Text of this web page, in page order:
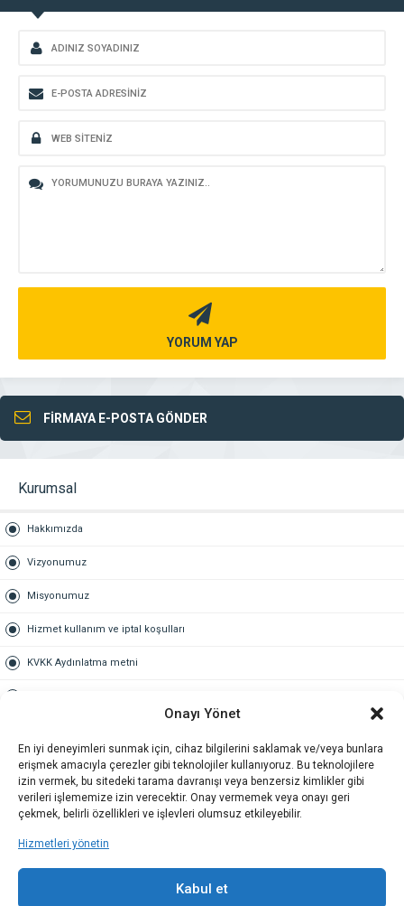
Onayı Yönet
En iyi deneyimleri sunmak için, cihaz bilgilerini saklamak ve/veya bunlara
erişmek amacıyla çerezler gibi teknolojiler kullanıyoruz. Bu teknolojilere
izin vermek, bu sitedeki tarama davranışı veya benzersiz kimlikler gibi
verileri işlememize izin verecektir. Onay vermemek veya onayı geri
çekmek, belirli özellikleri ve işlevleri olumsuz etkileyebilir.
Hizmetleri yönetin
Kabul et
YORUM YAP
FİRMAYA E-POSTA GÖNDER
Kurumsal
Hakkımızda
Vizyonumuz
Misyonumuz
Hizmet kullanım ve iptal koşulları
KVKK Aydınlatma metni
Gold üyelik nedir
Kariyer
İş Başvuru Formu